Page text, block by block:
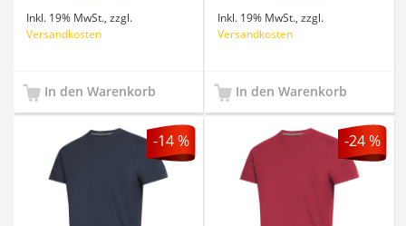
Inkl. 19% MwSt.,zzgl.
Versandkosten
In den Warenkorb
Inkl. 19% MwSt.,zzgl.
Versandkosten
In den Warenkorb
-14 % -24 %